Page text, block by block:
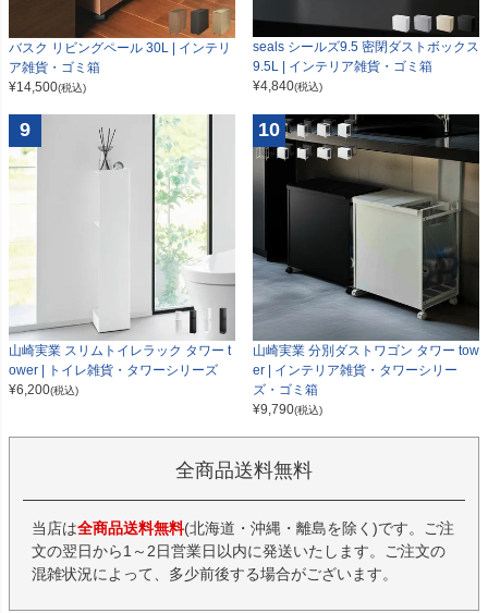
バスク リビングペール 30L | インテリ
ア雑貨・ゴミ箱
¥14,500(税込)
seals シールズ9.5 密閉ダストボックス
9.5L | インテリア雑貨・ゴミ箱
¥4,840(税込)
9
山崎実業 スリムトイレラック タワー t
ower | トイレ雑貨・タワーシリーズ
¥6,200(税込)
10
山崎実業 分別ダストワゴン タワー tow
er | インテリア雑貨・タワーシリー
ズ・ゴミ箱
¥9,790(税込)
全商品送料無料
当店は全商品送料無料(北海道・沖縄・離島を除く)です。ご注
文の翌日から1～2日営業日以内に発送いたします。ご注文の
混雑状況によって、多少前後する場合がございます。